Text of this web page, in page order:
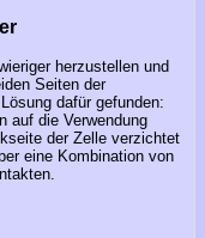
herzustellen und
Seiten der
dafür gefunden:
auf die Verwendung
der Zelle verzichtet
eine Kombination von